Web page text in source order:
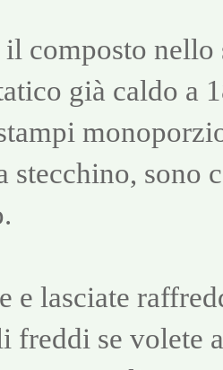
il composto
già caldo a
stecchino, sono
e lasciate
freddi se volete